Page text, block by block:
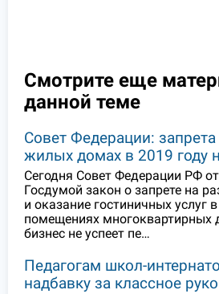
Смотрите еще
данной теме
Совет Федерации:
жилых домах в 2019 году
Сегодня Совет Федерации РФ
Госдумой закон о запрете на
и оказание гостиничных услуг
помещениях
бизнес не успеет пе…
Педагогам школ-
надбавку за классное